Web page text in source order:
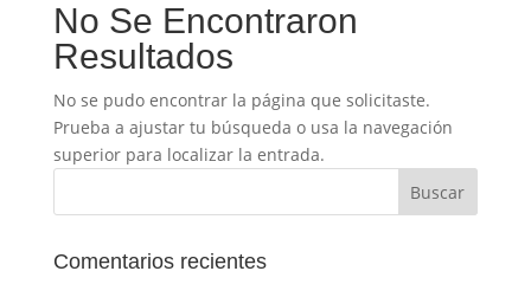
No Se Encontraron
Resultados
No se pudo encontrar la página que solicitaste.
Prueba a ajustar tu búsqueda o usa la navegación
superior para localizar la entrada.
Comentarios recientes